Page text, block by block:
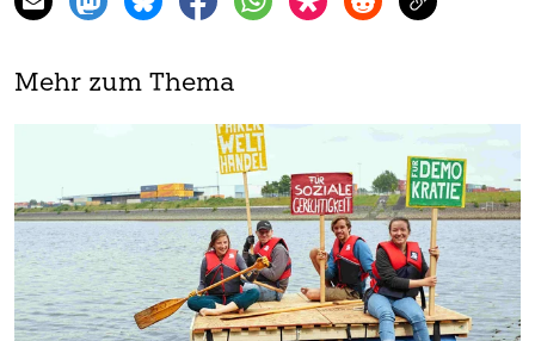
Mehr zum Thema